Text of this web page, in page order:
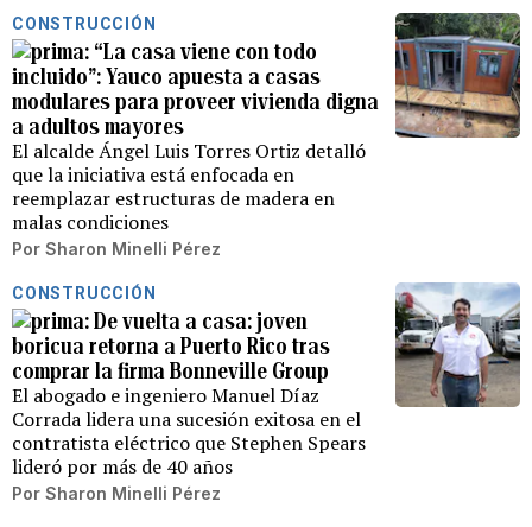
CONSTRUCCIÓN
“La casa viene con todo
incluido”: Yauco apuesta a casas
modulares para proveer vivienda digna
a adultos mayores
El alcalde Ángel Luis Torres Ortiz detalló
que la iniciativa está enfocada en
reemplazar estructuras de madera en
malas condiciones
Por Sharon Minelli Pérez
CONSTRUCCIÓN
De vuelta a casa: joven
boricua retorna a Puerto Rico tras
comprar la firma Bonneville Group
El abogado e ingeniero Manuel Díaz
Corrada lidera una sucesión exitosa en el
contratista eléctrico que Stephen Spears
lideró por más de 40 años
Por Sharon Minelli Pérez